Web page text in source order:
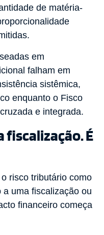
de matéria-
em
falham em
sistêmica,
enquanto o Fisco
e integrada.
fiscalização. É
risco tributário como
uma fiscalização ou
financeiro começa